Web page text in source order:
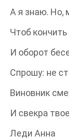
А я знаю. Но,
Чтоб
И оборот
Спрошу: не
Виновник
И свекра
Леди Анна